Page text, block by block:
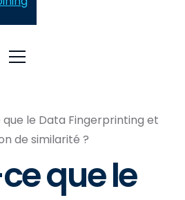
le Data Fingerprinting et
de similarité ?
que le